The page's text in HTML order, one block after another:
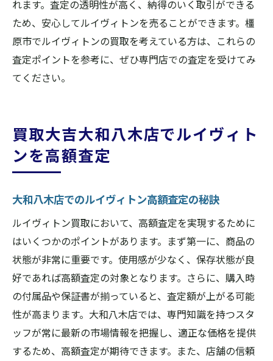
れます。査定の透明性が高く、納得のいく取引ができる
ため、安心してルイヴィトンを売ることができます。橿
原市でルイヴィトンの買取を考えている方は、これらの
査定ポイントを参考に、ぜひ専門店での査定を受けてみ
てください。
買取大吉大和八木店でルイヴィト
ンを高額査定
大和八木店でのルイヴィトン高額査定の秘訣
ルイヴィトン買取において、高額査定を実現するために
はいくつかのポイントがあります。まず第一に、商品の
状態が非常に重要です。使用感が少なく、保存状態が良
好であれば高額査定の対象となります。さらに、購入時
の付属品や保証書が揃っていると、査定額が上がる可能
性が高まります。大和八木店では、専門知識を持つスタ
ッフが常に最新の市場情報を把握し、適正な価格を提供
するため、高額査定が期待できます。また、店舗の信頼